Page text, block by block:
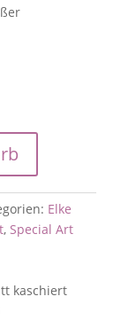
Elke
, Special Art
kaschiert